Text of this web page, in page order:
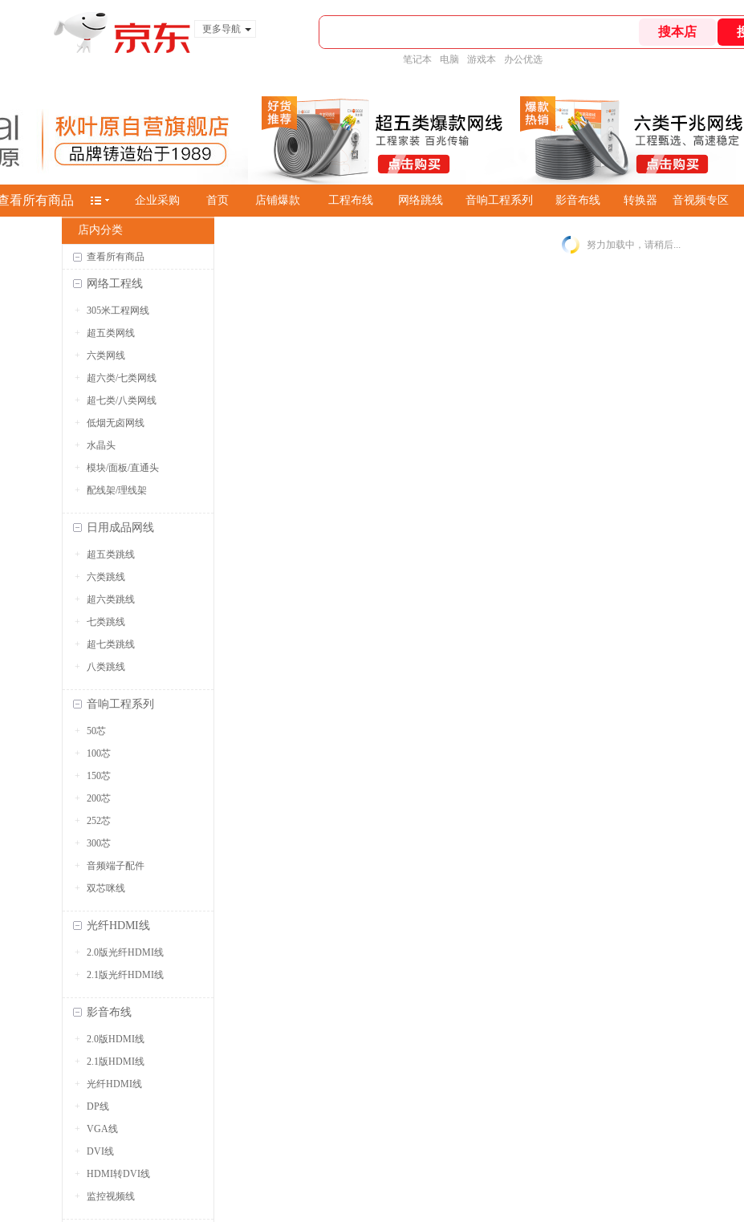
更多导航
笔记本 电脑 游戏本 办公优选
看所有商品 企业采购 首页 店铺爆款 工程布线 影音布线
音响工程系列
网络跳线 转换器 音视频专区
店内分类
查看所有商品
网络工程线
305米工程网线
超五类网线
六类网线
超六类/七类网线
超七类/八类网线
低烟无卤网线
水晶头
模块/面板/直通头
配线架/理线架
日用成品网线
超五类跳线
六类跳线
超六类跳线
七类跳线
超七类跳线
八类跳线
音响工程系列
50芯
100芯
150芯
200芯
252芯
300芯
音频端子配件
双芯咪线
光纤HDMI线
2.0版光纤HDMI线
2.1版光纤HDMI线
影音布线
2.0版HDMI线
2.1版HDMI线
光纤HDMI线
DP线
VGA线
DVI线
HDMI转DVI线
监控视频线
努力加载中，请稍后...